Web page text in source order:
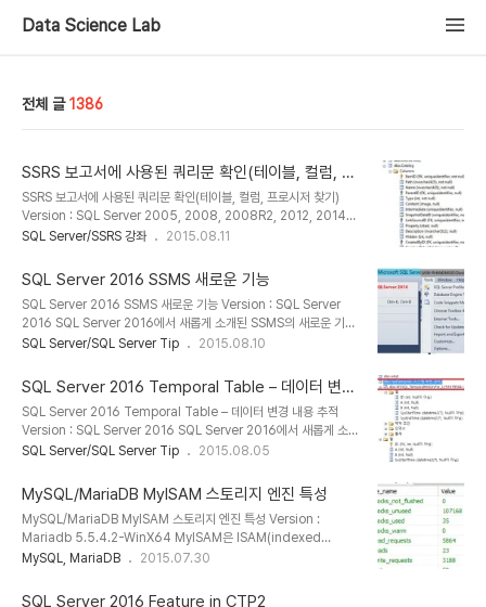
Data Science Lab
전체 글 1386
SSRS 보고서에 사용된 쿼리문 확인(테이블, 컬럼, 프
로시저 찾기)
SSRS 보고서에 사용된 쿼리문 확인(테이블, 컬럼, 프로시저 찾기)
Version : SQL Server 2005, 2008, 2008R2, 2012, 2014,
2016 SSRS 보고서에서 사용되고 있는 쿼리문을 확인하여 테이블,
트 데이터베이스의 Catalog 정보를 XML로 변환 및 파싱하여 정보
를 추출 할 수 있다. 리포트 데이터베이스에서 Catalog 테이블을 조
회하면 다음과 같은 컬럼 정보가 나타난다. Content 컬럼을
VARBINAMRY형식으로 가져와서 XML로 변경한다. SELECT
C.Name,c.Path,CONVERT(XML,CONVERT(VARBINARY(
SQL Server/SSRS 강좌 2015.08.11
SQL Server 2016 SSMS 새로운 기능
SQL Server 2016 SSMS 새로운 기능 Version : SQL Server
2016 SQL Server 2016에서 새롭게 소개된 SSMS의 새로운 기능
에 대해서 살펴본다. [인터넷에서 SSMS 설치] 클라이언트 도구인
게 되었다. SQL Server 데이터 도구처럼 인터넷에서 다운로드 하는
웹 설치 프로그램을 사용한다. SSMS 다운로드 :
https://msdn.microsoft.com/en-
us/library/mt238290.aspx [SSMS 업데이트 확인] SSMS에서
온라인으로 업데이트를 확인하여 사용자가 클릭으로 업데이트를 진행
구..
SQL Server/SQL Server Tip 2015.08.10
SQL Server 2016 Temporal Table – 데이터 변경
내용 추적
SQL Server 2016 Temporal Table – 데이터 변경 내용 추적
Version : SQL Server 2016 SQL Server 2016에서 새롭게 소
개된 Temporal Table 대해서 알아본다. 여기서 소개하는 임시테이
tables)을 착각하지 않도록 주의해야 한다. SQL Server 2016의
Temporal Table은 테이블의 기록을 데이터로 보존할 수 있도록 하
는 시스템 테이블의 새로운 이름이다. 일반 테이블은 현재 데이터를 반
환 할 수 있지만 시스템 테이블은 업데이트와 삭제된 버전의 데이터를
조회할 수 있다. 만약 데이터를 5에서 10으로 변경하는 경우 일반 테
SQL Server/SQL Server Tip 2015.08.05
MySQL/MariaDB MyISAM 스토리지 엔진 특성
MySQL/MariaDB MyISAM 스토리지 엔진 특성 Version :
Mariadb 5.5.4.2-WinX64 MyISAM은 ISAM(indexed
Sequential Access Method)의 단점을 보완하기 위해 나온 업그
safe) 테이블을 관리 한다. [기본적인 특징] 데이터 저장에 제한이 없
MySQL, MariaDB 2015.07.30
SQL Server 2016 Feature in CTP2